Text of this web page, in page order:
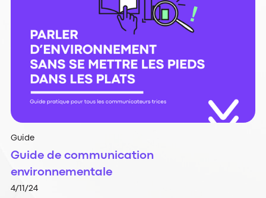
Guide
Guide de communication
environnementale
4/11/24